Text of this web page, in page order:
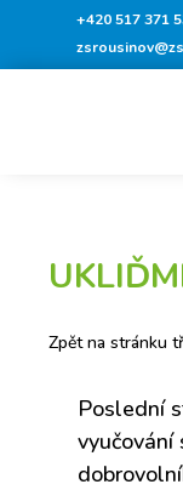
+420 517 371
Zpět na stránku
Poslední
vyučování